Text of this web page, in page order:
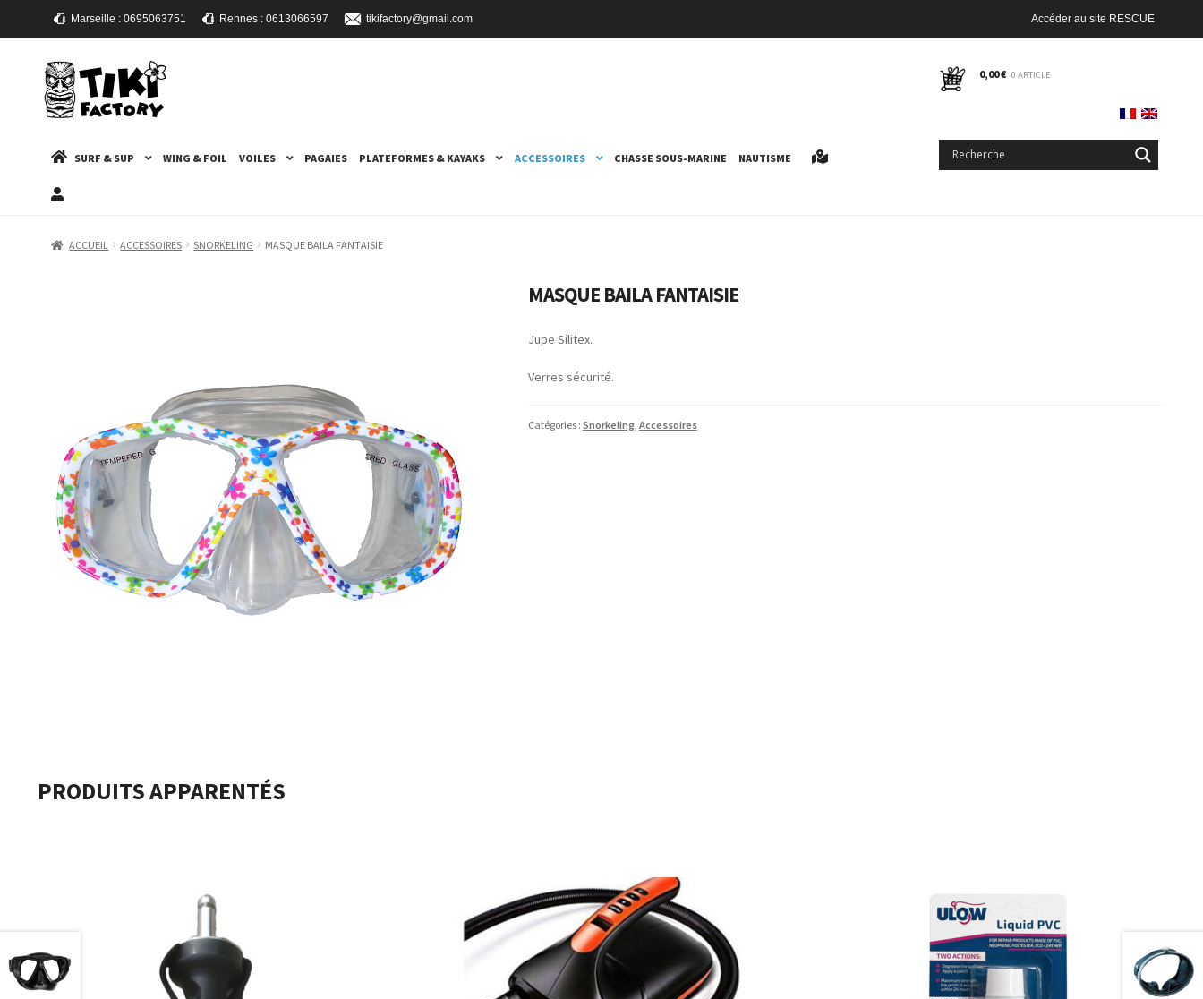
Marseille : 0695063751 Rennes : 0613066597 tikifactory@gmail.com Accéder au site RESCUE
ALLER
LA
NAVIGATION
ALLER
AU
CONTENU
SURF & SUP WING & FOIL VOILES PAGAIES PLATEFORMES & KAYAKS ACCESSOIRES CHASSE SOUS-MARINE NAUTISME
0,00€ 0 ARTICLE
ACCUEIL ACCESSOIRES SNORKELING MASQUE BAILA FANTAISIE
MASQUE BAILA FANTAISIE
Jupe Silitex.
Verres sécurité.
Catégories : Snorkeling Accessoires
PRODUITS APPARENTÉS